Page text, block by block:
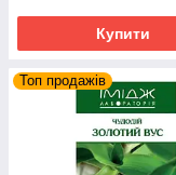
Купити
Топ продажів